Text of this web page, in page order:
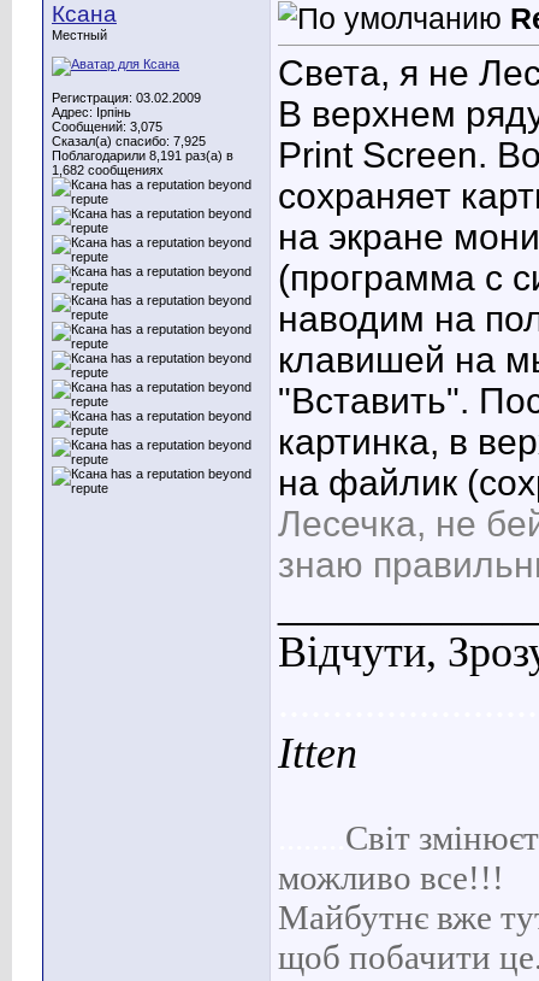
Ксана
Местный
Регистрация: 03.02.2009
Адрес: Ірпінь
Сообщений: 3,075
Сказал(а) спасибо: 7,925
Поблагодарили 8,191 раз(а) в
1,682 сообщениях
Света, я не
В верхнем
Print Screen.
сохраняет
на экране
(программа с
наводим на
клавишей на
"Вставить".
картинка, в
на файлик
Лесечка, не
знаю
Відчути,
Itten
Світ
можливо все!!!
Майбутнє вже
щоб побачити